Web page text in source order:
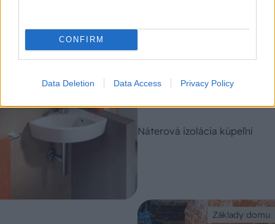
CONFIRM
Data Deletion Data Access Privacy Policy
Rekonštrukcia bytu
Náterová izolácia kúpeľní
Základy domu